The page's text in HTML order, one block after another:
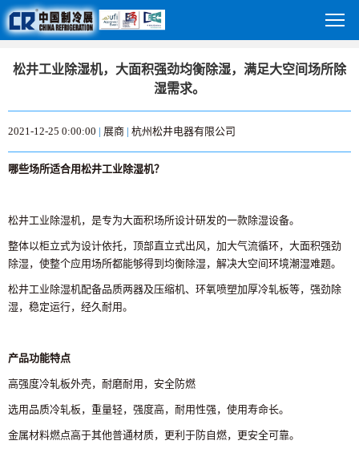
松井工业除湿机，大面积强劲均衡除湿，满足大空间场所除
湿需求。
2021-12-25 0:00:00 | 展商 | 杭州松井电器有限公司
哪些场所适合用松井工业除湿机？
松井工业除湿机，是专为大面积场所设计研发的一款除湿设备。
整体以柜立式为设计依托，顶部直立式出风，加大气流循环，大面积强劲
除湿，使整个应用场所都能够得到均衡除湿，解决大空间环境潮湿难题。
松井工业除湿机配备品质两器及压缩机、环氧喷塑加厚冷轧板等，强劲除
湿，稳定运行，经久耐用。
产品功能特点
高强度冷轧板外壳，耐磨耐用，安全防燃
选用品质冷轧板，重量轻，强度高，耐用性强，使用寿命长。
金属材料燃点高于其他普通材质，更利于防自燃，更安全可靠。